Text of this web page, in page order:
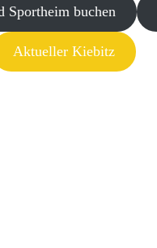
Sportheim buchen
Aktueller Kiebitz